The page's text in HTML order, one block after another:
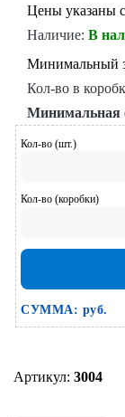
Цены указаны
Наличие: В
Минимальный
Кол-во в
Минимальная
Кол-во (шт.)
Кол-во (коробки)
СУММА: руб.
Артикул: 3004